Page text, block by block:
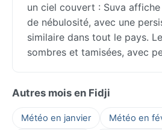
un ciel couvert : Suva affiche
de nébulosité, avec une
similaire dans tout le pays.
sombres et tamisées, avec
Autres mois en Fidji
Météo en janvier Météo en